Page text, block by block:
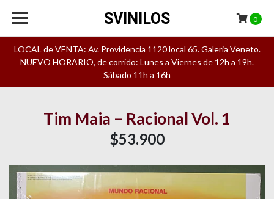
LOCAL de VENTA: Av. Providencia 1120 local 65. Galeria Veneto.
NUEVO HORARIO, de corrido: Lunes a Viernes de 12h a 19h.
Sábado 11h a 16h
SVINILOS 0
Tim Maia – Racional Vol. 1
$53.900